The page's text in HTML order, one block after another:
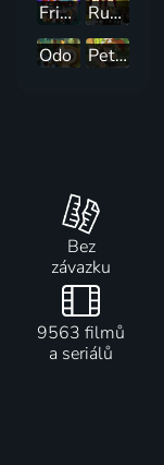
Friends: Nová kapitola
Rusty
Odo
Pettson a Fiškus 1+2
Bez
závazku
9563 filmů
a seriálů